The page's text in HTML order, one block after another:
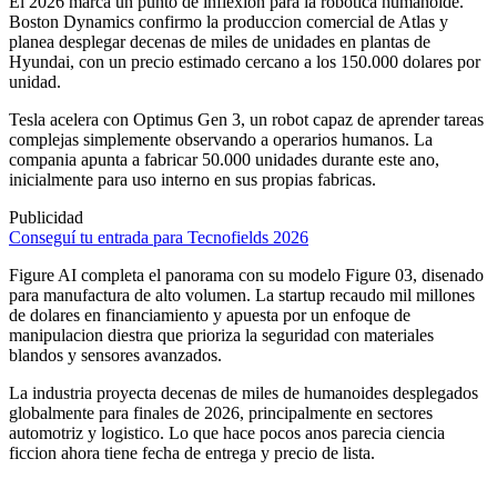
Boston Dynamics confirmo la produccion comercial de Atlas y
planea desplegar decenas de miles de unidades en plantas de
Hyundai, con un precio estimado cercano a los 150.000 dolares por
unidad.
Tesla acelera con Optimus Gen 3, un robot capaz de aprender tareas
complejas simplemente observando a operarios humanos. La
compania apunta a fabricar 50.000 unidades durante este ano,
inicialmente para uso interno en sus propias fabricas.
Publicidad
Conseguí tu entrada para Tecnofields 2026
Figure AI completa el panorama con su modelo Figure 03, disenado
para manufactura de alto volumen. La startup recaudo mil millones
de dolares en financiamiento y apuesta por un enfoque de
manipulacion diestra que prioriza la seguridad con materiales
blandos y sensores avanzados.
La industria proyecta decenas de miles de humanoides desplegados
globalmente para finales de 2026, principalmente en sectores
automotriz y logistico. Lo que hace pocos anos parecia ciencia
ficcion ahora tiene fecha de entrega y precio de lista.